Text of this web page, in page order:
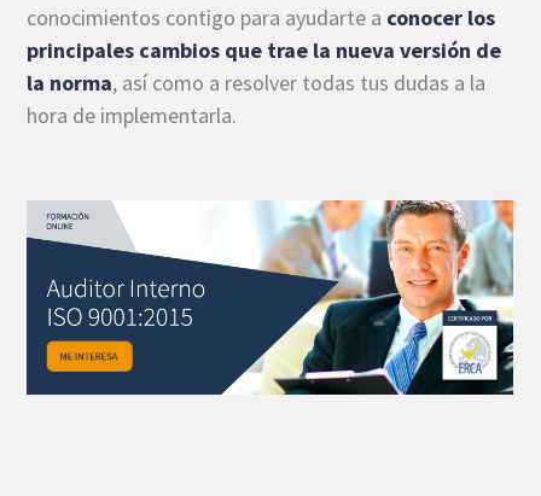
conocimientos contigo para ayudarte a conocer los
principales cambios que trae la nueva versión de
la norma, así como a resolver todas tus dudas a la
hora de implementarla.